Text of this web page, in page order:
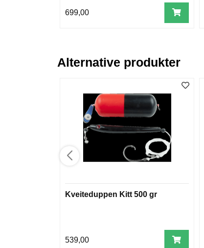
699,00
Alternative produkter
Kveiteduppen Kitt 500 gr
539,00